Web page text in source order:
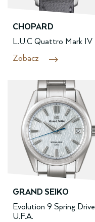
CHOPARD
L.U.C Quattro Mark IV
Zobacz
GRAND SEIKO
Evolution 9 Spring Drive
U.F.A.